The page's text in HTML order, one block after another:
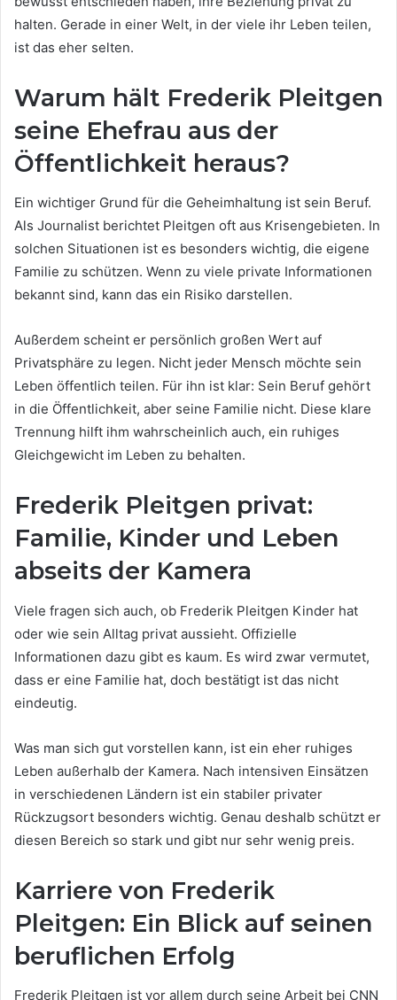
halten. Gerade in einer Welt, in der viele ihr Leben teilen,
ist das eher selten.
Warum hält Frederik Pleitgen
seine Ehefrau aus der
Öffentlichkeit heraus?
Ein wichtiger Grund für die Geheimhaltung ist sein Beruf.
Als Journalist berichtet Pleitgen oft aus Krisengebieten. In
solchen Situationen ist es besonders wichtig, die eigene
Familie zu schützen. Wenn zu viele private Informationen
bekannt sind, kann das ein Risiko darstellen.
Außerdem scheint er persönlich großen Wert auf
Privatsphäre zu legen. Nicht jeder Mensch möchte sein
Leben öffentlich teilen. Für ihn ist klar: Sein Beruf gehört
in die Öffentlichkeit, aber seine Familie nicht. Diese klare
Trennung hilft ihm wahrscheinlich auch, ein ruhiges
Gleichgewicht im Leben zu behalten.
Frederik Pleitgen privat:
Familie, Kinder und Leben
abseits der Kamera
Viele fragen sich auch, ob Frederik Pleitgen Kinder hat
oder wie sein Alltag privat aussieht. Offizielle
Informationen dazu gibt es kaum. Es wird zwar vermutet,
dass er eine Familie hat, doch bestätigt ist das nicht
eindeutig.
Was man sich gut vorstellen kann, ist ein eher ruhiges
Leben außerhalb der Kamera. Nach intensiven Einsätzen
in verschiedenen Ländern ist ein stabiler privater
Rückzugsort besonders wichtig. Genau deshalb schützt er
diesen Bereich so stark und gibt nur sehr wenig preis.
Karriere von Frederik
Pleitgen: Ein Blick auf seinen
beruflichen Erfolg
Frederik Pleitgen ist vor allem durch seine Arbeit bei CNN